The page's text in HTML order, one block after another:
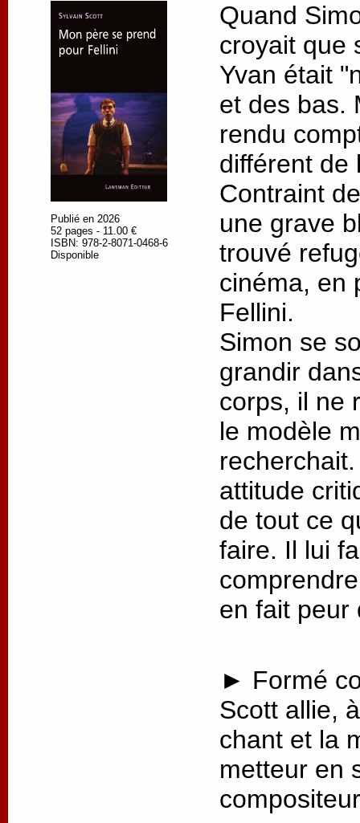
Publié en 2026
52 pages - 11.00 €
ISBN: 978-2-8071-0468-6
Disponible
Quand
croyait que
Yvan était
et des bas.
rendu
différent de
Contraint
une grave
trouvé
cinéma, en
Fellini.
Simon se
grandir
corps, il ne
le modèle
attitude
de tout ce
faire. Il lui
en fait peur
► Formé
Scott allie,
chant et la
metteur en